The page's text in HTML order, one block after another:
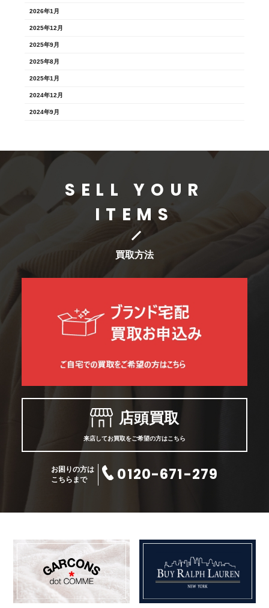
2026年1月
2025年12月
2025年9月
2025年8月
2025年1月
2024年12月
2024年9月
SELL YOUR
ITEMS
買取方法
店頭買取
来店してお買取をご希望の方はこちら
お困りの方は
こちらまで
0120-671-279